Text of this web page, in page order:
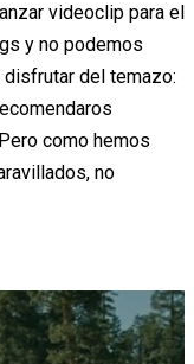
videoclip para el
y no podemos
disfrutar del temazo:
como hemos
no